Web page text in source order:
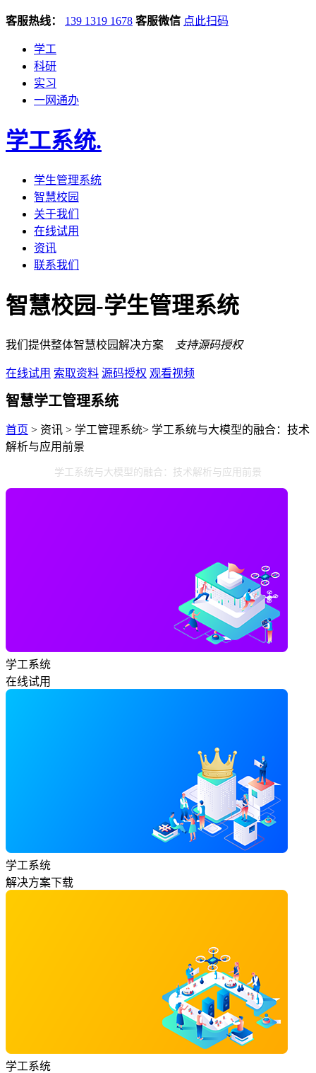
客服热线： 139 1319 1678 客服微信 点此扫码
学工
科研
实习
一网通办
学工系统.
学生管理系统
智慧校园
关于我们
在线试用
资讯
联系我们
智慧校园-学生管理系统
我们提供整体智慧校园解决方案 支持源码授权
在线试用 索取资料 源码授权 观看视频
智慧学工管理系统
首页 > 资讯 > 学工管理系统> 学工系统与大模型的融合：技术
解析与应用前景
学工系统与大模型的融合：技术解析与应用前景
学工系统
在线试用
学工系统
解决方案下载
学工系统